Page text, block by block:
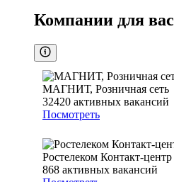
Компании для вас
МАГНИТ, Розничная сеть
32420 активных вакансий
Посмотреть
Ростелеком Контакт-центр
868 активных вакансий